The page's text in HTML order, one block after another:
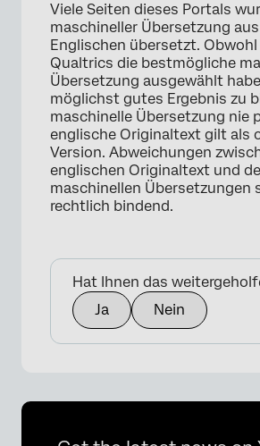
Viele Seiten dieses Portals
maschineller Übersetzung
Englischen übersetzt. Obwohl
Qualtrics die bestmögliche
Übersetzung ausgewählt
möglichst gutes Ergebnis zu
maschinelle Übersetzung nie
englische Originaltext gilt als
Version. Abweichungen
englischen Originaltext und
maschinellen Übersetzungen
rechtlich bindend.
Hat Ihnen das
Ja
Nein